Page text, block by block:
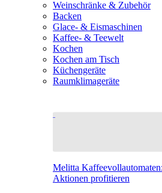
Weinschränke & Zubehör
Backen
Glace- & Eismaschinen
Kaffee- & Teewelt
Kochen
Kochen am Tisch
Küchengeräte
Raumklimageräte
Melitta
Aktionen profitieren